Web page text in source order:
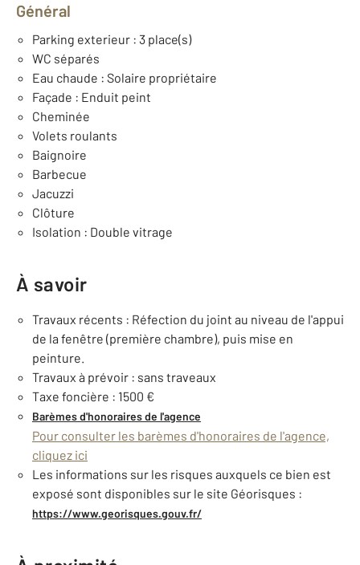
Général
Parking exterieur : 3 place(s)
WC séparés
Eau chaude : Solaire propriétaire
Façade : Enduit peint
Cheminée
Volets roulants
Baignoire
Barbecue
Jacuzzi
Clôture
Isolation : Double vitrage
À savoir
Travaux récents : Réfection du joint au niveau de l'appui
de la fenêtre (première chambre), puis mise en
peinture.
Travaux à prévoir : sans traveaux
Taxe foncière : 1500 €
Barèmes d'honoraires de l'agence
Pour consulter les barèmes d'honoraires de l'agence,
cliquez ici
Les informations sur les risques auxquels ce bien est
exposé sont disponibles sur le site Géorisques :
https://www.georisques.gouv.fr/